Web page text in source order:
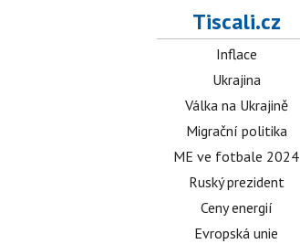
Tiscali.cz
Inflace
Ukrajina
Válka na Ukrajině
Migrační politika
ME ve fotbale 2024
Ruský prezident
Ceny energií
Evropská unie